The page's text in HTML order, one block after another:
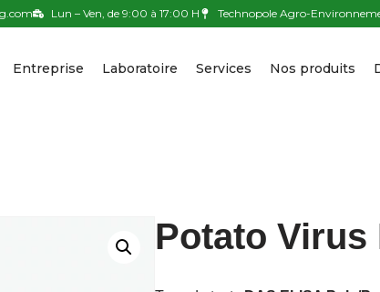
Lun – Ven, de 9:00 à 17:00 H Technopole Agro-
Entreprise Laboratoire Services Nos produits
Potato Virus